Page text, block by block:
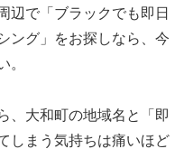
辺で「ブラックでも即日
ング」をお探しなら、今
。
、大和町の地域名と「即
しまう気持ちは痛いほど